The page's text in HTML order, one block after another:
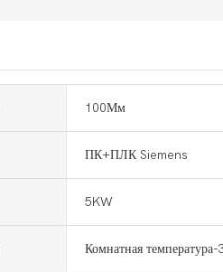
100Мм
ПК+ПЛК Siemens
5KW
Комнатная